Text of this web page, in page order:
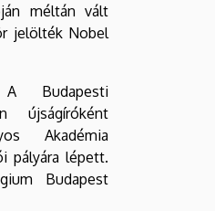
méltán vált
jelölték Nobel
Budapesti
újságíróként
Akadémia
pályára lépett.
Budapest